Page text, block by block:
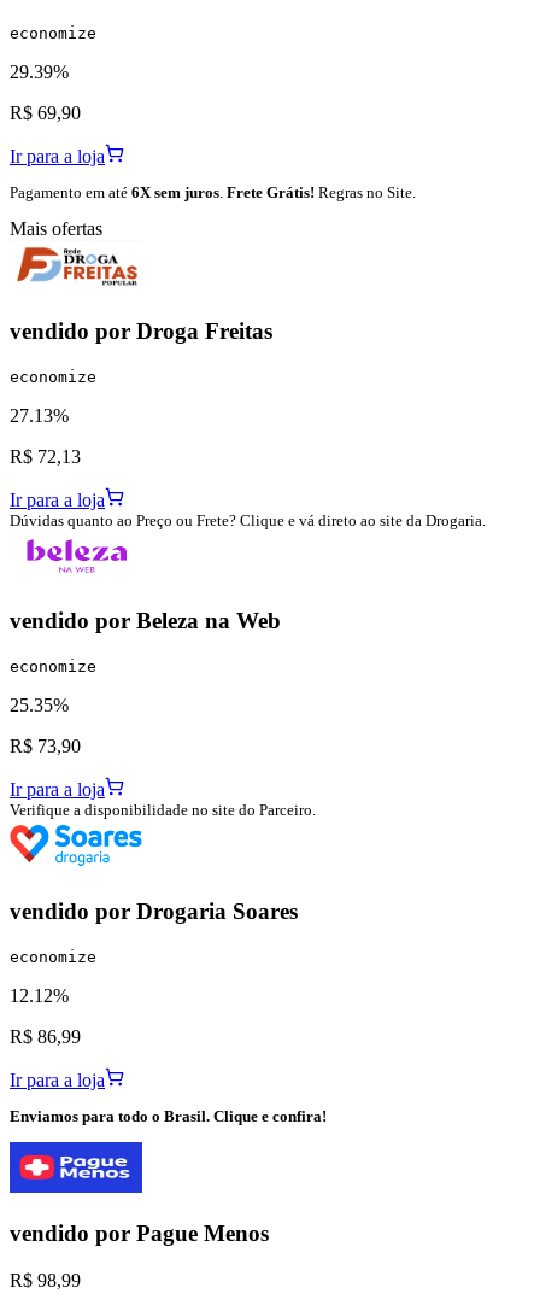
economize
29.39%
R$ 69,90
Ir para a loja
Pagamento em até 6X sem juros Frete Grátis! Regras no Site.
Mais ofertas
vendido por Droga Freitas
economize
27.13%
R$ 72,13
Ir para a loja
Dúvidas quanto ao Preço ou Frete? Clique e vá direto ao site da Drogaria.
vendido por Beleza na Web
economize
25.35%
R$ 73,90
Ir para a loja
Verifique a disponibilidade no site do Parceiro.
vendido por Drogaria Soares
economize
12.12%
R$ 86,99
Ir para a loja
Enviamos para todo o Brasil. Clique e confira!
vendido por Pague Menos
R$ 98,99